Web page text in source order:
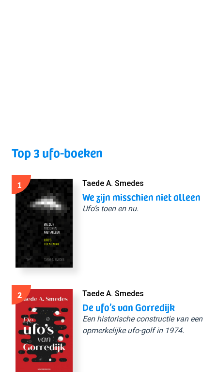
Top 3 ufo-boeken
1 Taede A. Smedes
We zijn misschien niet alleen
Ufo’s toen en nu.
2 Taede A. Smedes
De ufo’s van Gorredijk
Een historische constructie van een
opmerkelijke ufo-golf in 1974.